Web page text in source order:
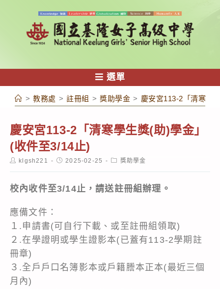
容
選單
> 教務處 > 註冊組 > 獎助學金 > 慶安宮113-2「清寒學
慶安宮113-2「清寒學生獎(助)學金」
(收件至3/14止)
Postklgsh221
Post2025-02-25
Post獎助學金
校內收件至3/14止，請送註冊組辦理。
應備文件：
１.申請書(可自行下載、或至註冊組領取)
２.在學證明或學生證影本(已蓋有113-2學期註
冊章)
３.全戶戶口名簿影本或戶籍謄本正本(最近三個
月內)